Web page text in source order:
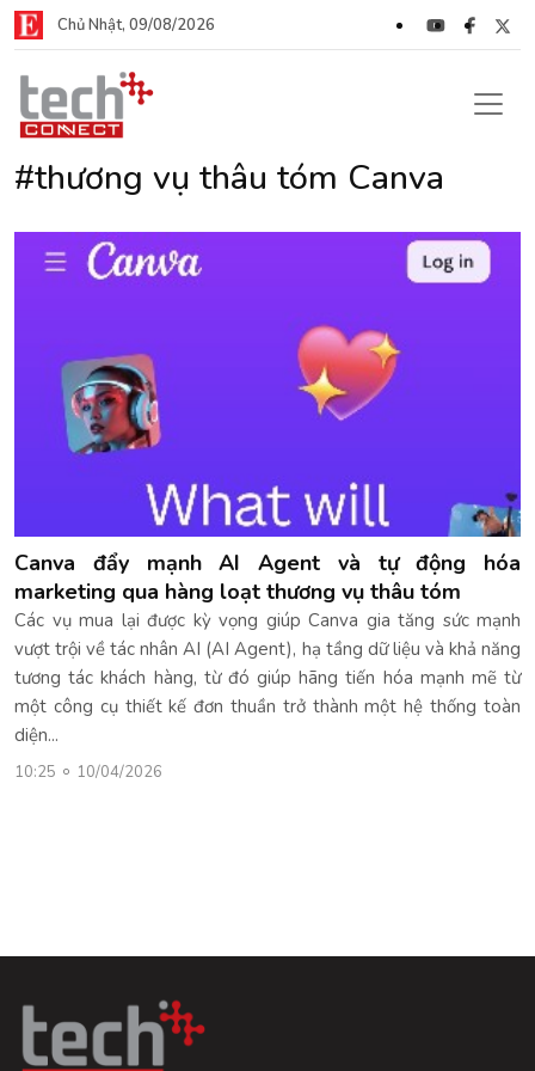
Chủ Nhật, 09/08/2026
#thương vụ thâu tóm Canva
Canva đẩy mạnh AI Agent và tự động hóa
marketing qua hàng loạt thương vụ thâu tóm
Các vụ mua lại được kỳ vọng giúp Canva gia tăng sức mạnh
vượt trội về tác nhân AI (AI Agent), hạ tầng dữ liệu và khả năng
tương tác khách hàng, từ đó giúp hãng tiến hóa mạnh mẽ từ
một công cụ thiết kế đơn thuần trở thành một hệ thống toàn
diện...
10:25 10/04/2026